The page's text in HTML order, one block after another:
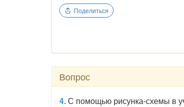
Поделиться
Вопрос
4.С помощью рисунка-схемы в